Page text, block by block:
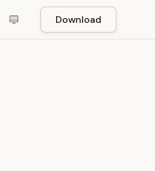
Download